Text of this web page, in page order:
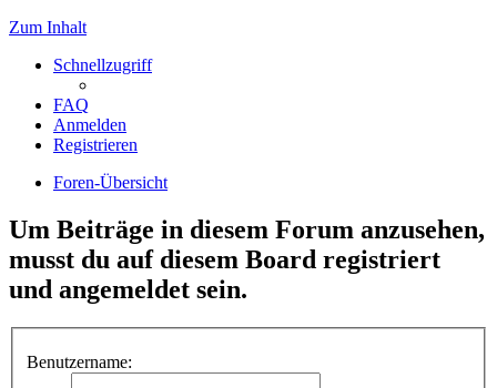
Zum Inhalt
Schnellzugriff
FAQ
Anmelden
Registrieren
Foren-Übersicht
Um Beiträge in diesem Forum anzusehen,
musst du auf diesem Board registriert
und angemeldet sein.
Benutzername: